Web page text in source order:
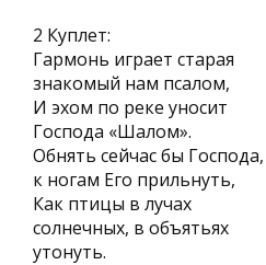
2 Куплет:
Гармонь играет старая
знакомый нам псалом,
И эхом по реке уносит
Господа «Шалом».
Обнять сейчас бы Господа,
к ногам Его прильнуть,
Как птицы в лучах
солнечных, в объятьях
утонуть.